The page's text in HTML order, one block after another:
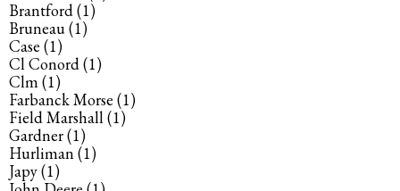
Brantford(1)
Bruneau(1)
Case (1)
Cl Conord(1)
Clm(1)
Farbanck Morse (1)
Field Marshall(1)
Gardner(1)
Hurliman(1)
Japy(1)